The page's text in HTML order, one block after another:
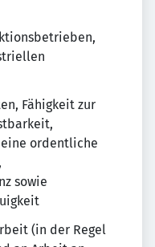
Fähigkeit zur
eine ordentliche
sowie
(in der Regel